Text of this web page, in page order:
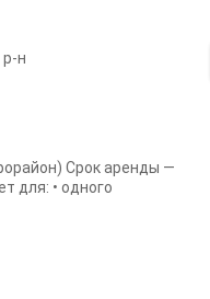
н
Срок аренды —
для: • одного